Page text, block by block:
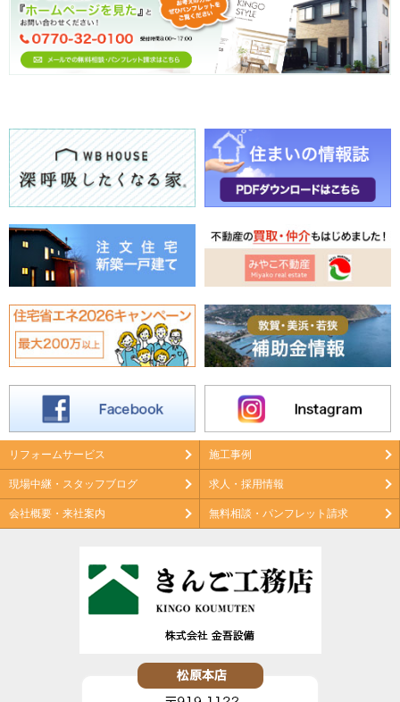
リフォームサービス 施工事例
現場中継・スタッフブログ 求人・採用情報
会社概要・来社案内 無料相談・パンフレット請求